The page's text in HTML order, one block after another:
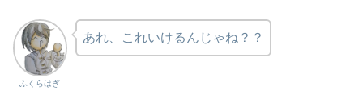
ふくらはぎ
あれ、これいけるんじゃね？？